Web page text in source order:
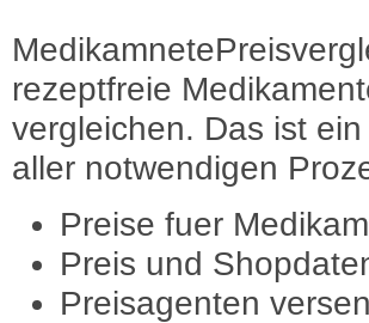
rezeptfreie
vergleichen. Das ist
aller notwendigen
Preise fuer
Preis und
Preisagenten